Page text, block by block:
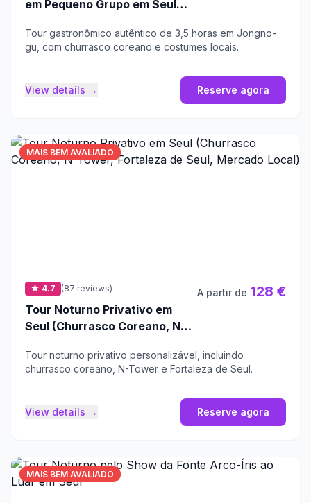
em Pequeno Grupo em Seul
Tour gastronômico autêntico de 3,5 horas em Jongno-
gu, com churrasco coreano e costumes locais.
View details → Reserve agora
MAIS BEM AVALIADO
★ 4.7 (87 reviews)
Tour Noturno Privativo em
Seul (Churrasco Coreano, N-
Mercado Local)
A partir de 128 €
Tour noturno privativo personalizável, incluindo
churrasco coreano, N-Tower e Fortaleza de Seul.
View details → Reserve agora
MAIS BEM AVALIADO